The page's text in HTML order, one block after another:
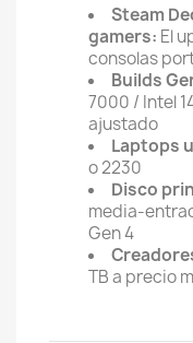
Steam
gamers: El
consolas
Builds
7000 / Intel
ajustado
Laptops
o 2230
Disco
media-
Gen 4
TB a precio